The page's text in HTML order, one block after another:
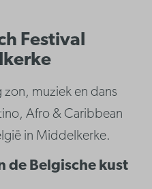
Festival
zon, muziek en dans
Afro & Caribbean
in Middelkerke.
de Belgische kust